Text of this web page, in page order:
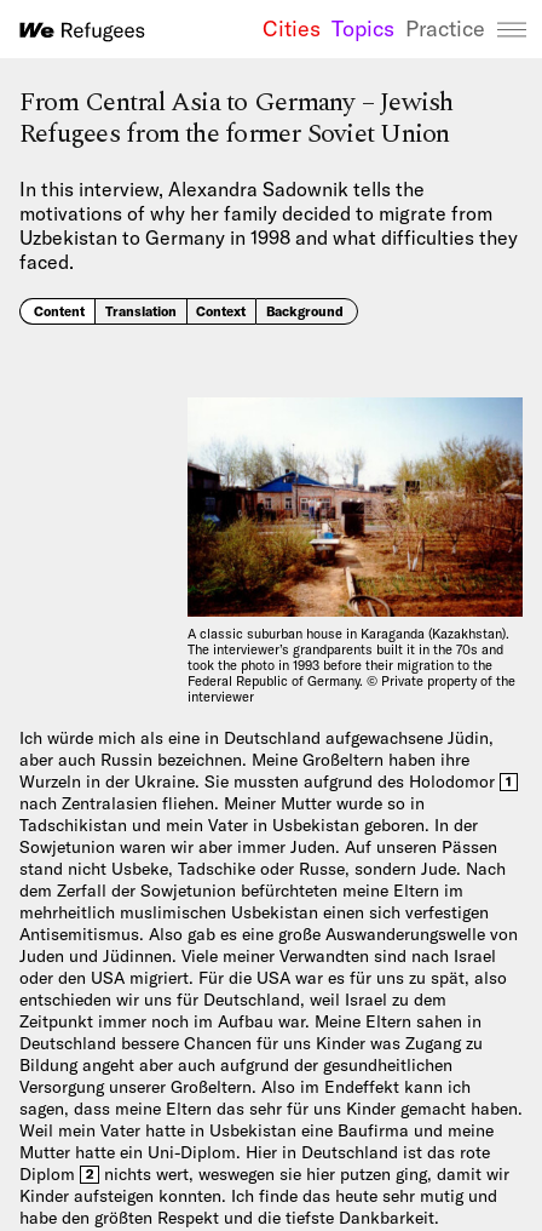
We
Cities Topics Practice
From Central Asia to Germany – Jewish
Refugees from the former Soviet Union
In this interview, Alexandra Sadownik tells the
motivations of why her family decided to migrate from
Uzbekistan to Germany in 1998 and what difficulties they
faced.
Content Translation Context Background
A classic suburban house in Karaganda (Kazakhstan).
The interviewer’s grandparents built it in the 70s and
took the photo in 1993 before their migration to the
Federal Republic of Germany. © Private property of the
interviewer
Ich würde mich als eine in Deutschland aufgewachsene Jüdin,
aber auch Russin bezeichnen. Meine Großeltern haben ihre
Wurzeln in der Ukraine. Sie mussten aufgrund des Holodomor
1
nach Zentralasien fliehen. Meiner Mutter wurde so in
Tadschikistan und mein Vater in Usbekistan geboren. In der
Sowjetunion waren wir aber immer Juden. Auf unseren Pässen
stand nicht Usbeke, Tadschike oder Russe, sondern Jude. Nach
dem Zerfall der Sowjetunion befürchteten meine Eltern im
mehrheitlich muslimischen Usbekistan einen sich verfestigen
Antisemitismus. Also gab es eine große Auswanderungswelle von
Juden und Jüdinnen. Viele meiner Verwandten sind nach Israel
oder den USA migriert. Für die USA war es für uns zu spät, also
entschieden wir uns für Deutschland, weil Israel zu dem
Zeitpunkt immer noch im Aufbau war. Meine Eltern sahen in
Deutschland bessere Chancen für uns Kinder was Zugang zu
Bildung angeht aber auch aufgrund der gesundheitlichen
Versorgung unserer Großeltern. Also im Endeffekt kann ich
sagen, dass meine Eltern das sehr für uns Kinder gemacht haben.
Weil mein Vater hatte in Usbekistan eine Baufirma und meine
Mutter hatte ein Uni-Diplom. Hier in Deutschland ist das rote
Diplom
2
nichts wert, weswegen sie hier putzen ging, damit wir
Kinder aufsteigen konnten. Ich finde das heute sehr mutig und
habe den größten Respekt und die tiefste Dankbarkeit.